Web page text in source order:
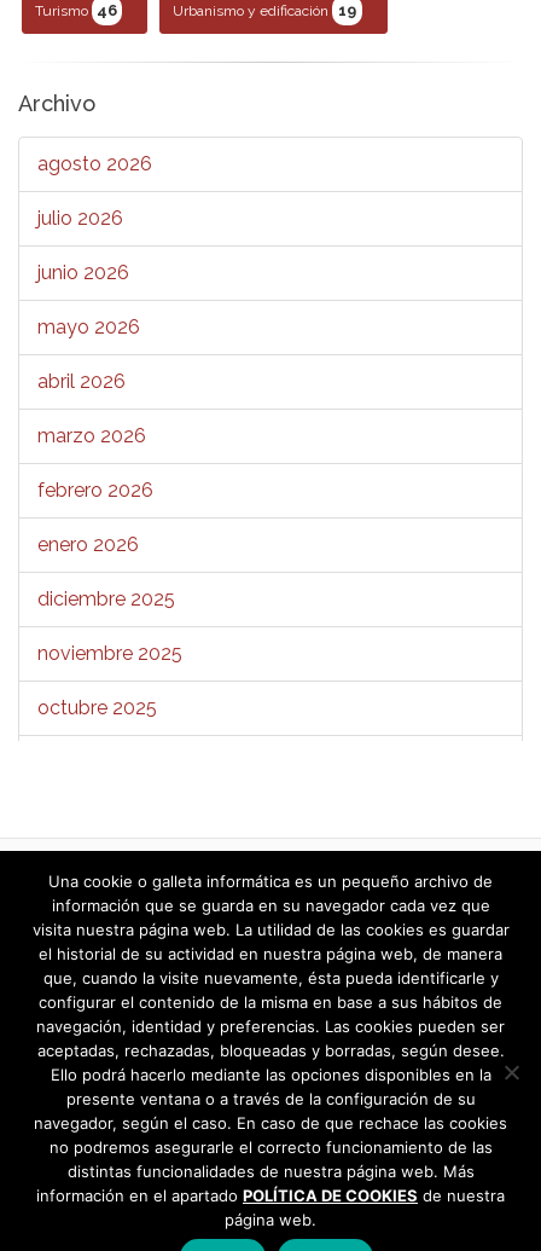
Turismo 46 Urbanismo y edificación 19
Archivo
agosto 2026
julio 2026
junio 2026
mayo 2026
abril 2026
marzo 2026
febrero 2026
enero 2026
diciembre 2025
noviembre 2025
octubre 2025
julio 2025
junio 2025
mayo 2025
abril 2025
marzo 2025
febrero 2025
enero 2025
1 … 474 475 476 477
478
480 … 487 »
Una cookie o galleta informática es un pequeño archivo de
información que se guarda en su navegador cada vez que
visita nuestra página web. La utilidad de las cookies es guardar
el historial de su actividad en nuestra página web, de manera
que, cuando la visite nuevamente, ésta pueda identificarle y
configurar el contenido de la misma en base a sus hábitos de
navegación, identidad y preferencias. Las cookies pueden ser
aceptadas, rechazadas, bloqueadas y borradas, según desee.
Ello podrá hacerlo mediante las opciones disponibles en la
presente ventana o a través de la configuración de su
navegador, según el caso. En caso de que rechace las cookies
no podremos asegurarle el correcto funcionamiento de las
distintas funcionalidades de nuestra página web. Más
información en el apartado POLÍTICA DE COOKIES de nuestra
página web.